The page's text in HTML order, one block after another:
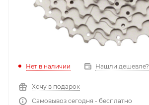
Нет в наличии Нашли дешевле?
Хочу в подарок
Самовывоз сегодня - бесплатно